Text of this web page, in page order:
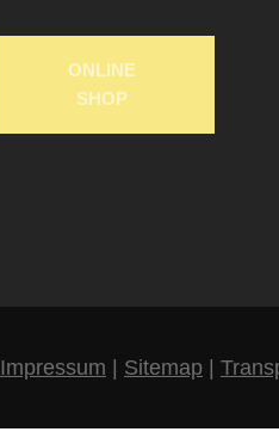
ONLINE
SHOP
Impressum Sitemap